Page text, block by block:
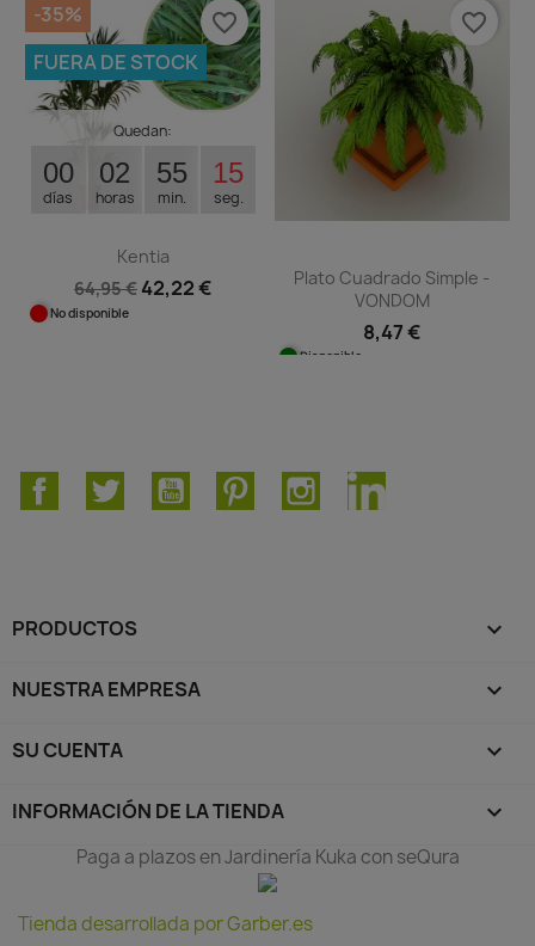
Quedan:
00
días
02
horas
55
min.
14
seg.
Kentia
64,95 € 42,22 €
No disponible
-35%
FUERA DE STOCK
favorite_border
Plato Cuadrado Simple -
VONDOM
8,47 €
Disponible
favorite_border
FacebookTwitter YouTube PinterestInstagramLinkedIn
PRODUCTOS 
NUESTRA EMPRESA 
SU CUENTA 
INFORMACIÓN DE LA TIENDA keyboard_arrow_down
Paga a plazos en Jardinería Kuka con seQura
Tienda desarrollada por Garber.es